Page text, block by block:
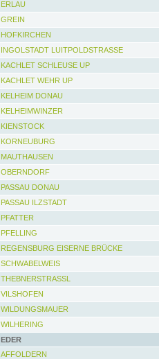
ERLAU
GREIN
HOFKIRCHEN
INGOLSTADT LUITPOLDSTRASSE
KACHLET SCHLEUSE UP
KACHLET WEHR UP
KELHEIM DONAU
KELHEIMWINZER
KIENSTOCK
KORNEUBURG
MAUTHAUSEN
OBERNDORF
PASSAU DONAU
PASSAU ILZSTADT
PFATTER
PFELLING
REGENSBURG EISERNE BRÜCKE
SCHWABELWEIS
THEBNERSTRASSL
VILSHOFEN
WILDUNGSMAUER
WILHERING
EDER
AFFOLDERN